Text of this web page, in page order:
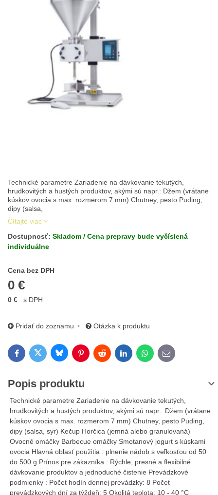
Technické parametre Zariadenie na dávkovanie tekutých,
hrudkovitých a hustých produktov, akými sú napr.: Džem (vrátane
kúskov ovocia s max. rozmerom 7 mm) Chutney, pesto Puding,
dipy (salsa,
Čítajte viac
Dostupnosť: Skladom / Cena prepravy bude vyčíslená
individuálne
Cena bez DPH
0 €
Cena s DPH
0 € s DPH
Pridať do zoznamu Otázka k produktu
FacebookTwitterBlueskyPinterestRedditLinkedInWhatsApp
E-mail
Popis produktu
Technické parametre Zariadenie na dávkovanie tekutých,
hrudkovitých a hustých produktov, akými sú napr.: Džem (vrátane
kúskov ovocia s max. rozmerom 7 mm) Chutney, pesto Puding,
dipy (salsa, syr) Kečup Horčica (jemná alebo granulovaná)
Ovocné omáčky Barbecue omáčky Smotanový jogurt s kúskami
ovocia Hlavná oblasť použitia : plnenie nádob s veľkosťou od 50
do 500 g Prínos pre zákazníka : Rýchle, presné a flexibilné
dávkovanie produktov a jednoduché čistenie Prevádzkové
podmienky : Počet hodín dennej prevádzky: 8 Počet
prevádzkových dní za týždeň: 5 Okolitá teplota: 10 - 40 °C